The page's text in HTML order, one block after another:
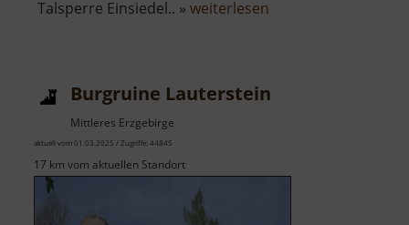
Talsperre Einsiedel.. » weiterlesen
Burgruine Lauterstein
Mittleres Erzgebirge
aktuell vom 01.03.2025 / Zugriffe: 44845
17 km vom aktuellen Standort